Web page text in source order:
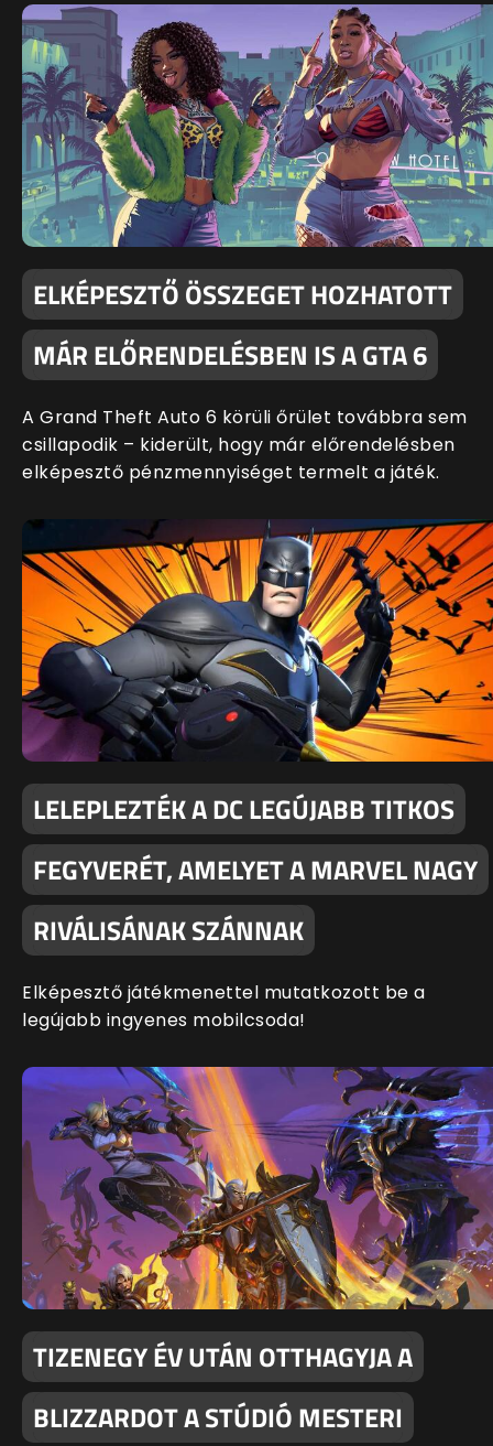
ELKÉPESZTŐ ÖSSZEGET HOZHATOTT
MÁR ELŐRENDELÉSBEN IS A GTA 6
A Grand Theft Auto 6 körüli őrület továbbra sem
csillapodik – kiderült, hogy már előrendelésben
elképesztő pénzmennyiséget termelt a játék.
LELEPLEZTÉK A DC LEGÚJABB TITKOS
FEGYVERÉT, AMELYET A MARVEL NAGY
RIVÁLISÁNAK SZÁNNAK
Elképesztő játékmenettel mutatkozott be a
legújabb ingyenes mobilcsoda!
TIZENEGY ÉV UTÁN OTTHAGYJA A
BLIZZARDOT A STÚDIÓ MESTERI